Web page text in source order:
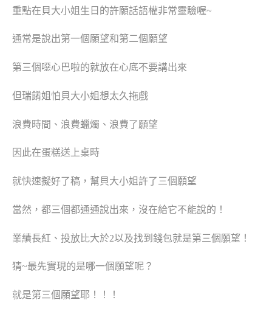
重點在貝大小姐生日的許願話語權非常靈驗喔~
通常是說出第一個願望和第二個願望
第三個噁心巴啦的就放在心底不要講出來
但瑞餚姐怕貝大小姐想太久拖戲
浪費時間、浪費蠟燭、浪費了願望
因此在蛋糕送上桌時
就快速擬好了稿，幫貝大小姐許了三個願望
當然，都三個都通通說出來，沒在給它不能說的！
業績長紅、投放比大於2以及找到錢包就是第三個願望！
猜~最先實現的是哪一個願望呢？
就是第三個願望耶！！！